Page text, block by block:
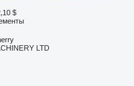
$
LTD